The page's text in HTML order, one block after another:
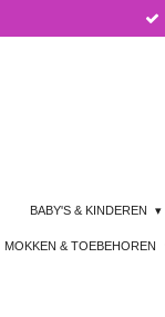
BABY'S & KINDEREN
MOKKEN & TOEBEHOREN